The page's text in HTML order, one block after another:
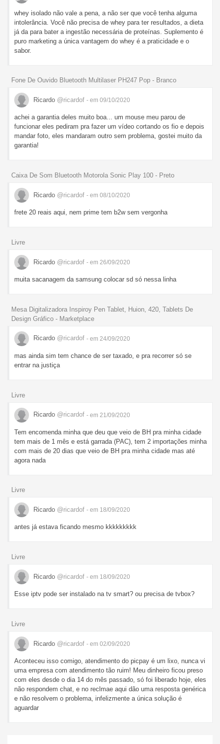
whey isolado não vale a pena, a não ser que você tenha alguma
intolerância. Você não precisa de whey para ter resultados, a dieta
já da para bater a ingestão necessária de proteínas. Suplemento é
puro marketing a única vantagem do whey é a praticidade e o
sabor.
Fone De Ouvido Bluetooth Multilaser PH247 Pop - Branco
Ricardo @ricardof - em 09/10/2020
achei a garantia deles muito boa... um mouse meu parou de
funcionar eles pediram pra fazer um vídeo cortando os fio e depois
mandar foto, eles mandaram outro sem problema, gostei muito da
garantia!
Caixa De Som Bluetooth Motorola Sonic Play 100 - Preto
Ricardo @ricardof - em 08/10/2020
frete 20 reais aqui, nem prime tem b2w sem vergonha
Livre
Ricardo @ricardof - em 26/09/2020
muita sacanagem da samsung colocar sd só nessa linha
Mesa Digitalizadora Inspiroy Pen Tablet, Huion, 420, Tablets De
Design Gráfico - Marketplace
Ricardo @ricardof - em 24/09/2020
mas ainda sim tem chance de ser taxado, e pra recorrer só se
entrar na justiça
Livre
Ricardo @ricardof - em 21/09/2020
Tem encomenda minha que deu que veio de BH pra minha cidade
tem mais de 1 mês e está garrada (PAC), tem 2 importações minha
com mais de 20 dias que veio de BH pra minha cidade mas até
agora nada
Livre
Ricardo @ricardof - em 18/09/2020
antes já estava ficando mesmo kkkkkkkkk
Livre
Ricardo @ricardof - em 18/09/2020
Esse iptv pode ser instalado na tv smart? ou precisa de tvbox?
Livre
Ricardo @ricardof - em 02/09/2020
Aconteceu isso comigo, atendimento do picpay é um lixo, nunca vi
uma empresa com atendimento tão ruim! Meu dinheiro ficou preso
com eles desde o dia 14 do mês passado, só foi liberado hoje, eles
não respondem chat, e no reclmae aqui dão uma resposta genérica
e não resolvem o problema, infelizmente a única solução é
aguardar